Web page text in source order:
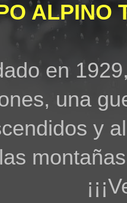
ALPINO
en
una
y